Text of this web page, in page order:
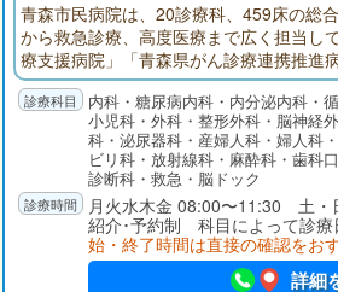
青森市民病院は、20診療科、459床の総
から救急診療、高度医療まで広く担当し
療支援病院」「青森県がん診療連携推進
け「がん診療推進室」を設置し、急性期
んに迅速かつ適切な医療を提供すること
療の充実・発展に取り組んでおります。
ては24時間体制で臨み、年間2000件を
ております。
内科・糖尿病内科・内分泌内科・
小児科・外科・整形外科・脳神経
科・泌尿器科・産婦人科・婦人科
ビリ科・放射線科・麻酔科・歯科
診断科・救急・脳ドック
月火水木金 08:00〜11:30 土
紹介･予約制 科目によって診
始・終了時間は直接の確認をお
詳細